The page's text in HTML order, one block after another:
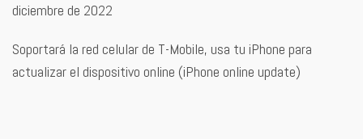
diciembre de 2022
Soportará la red celular de T-Mobile, usa tu iPhone para
actualizar el dispositivo online (iPhone online update)